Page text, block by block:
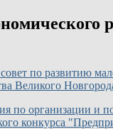
по развитию
Великого
по организации и
конкурса